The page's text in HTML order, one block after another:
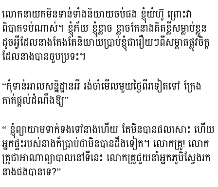
លោកនាយកមិនទាន់ទាំងនិយាយចប់ផង ខ្ញុំយំហ៊ូ ព្រោះវា
ពិបាកទប់ណាស់។ ខ្ញុំភ័យ ខ្ញុំខ្លាច ខ្លាចតែនាងគិតខ្លីសម្លាប់ខ្លួន
ដូចអ្វីដែលនាងតែងតែនិយាយប្រាប់ខ្ញុំជារឿយៗពីសម្ពាធផ្លូវចិត្ត
ដែលនាងបានចួបប្រទះ។
“កុំទាន់អាលសន្និដ្ឋានអី រង់ចាំមើលមួយថ្ងៃពីរទៀតទៅ ក្រែង
គាត់ផ្តល់ដំណឹងឱ្យ”
“ ខ្ញុំព្យាយាមទាក់ទងទៅនាងហើយ តែមិនបានផលសោះ ហើយ
អ្នកផ្ទះរបស់នាងក៏ប្រាប់ថាមិនបានដឹងទៀត។ លោកគ្រូ! លោក
គ្រូជាអាណាព្យាបាលនៅទីនេះ លោកគ្រូជួយនាំអ្នកភូមិស្វែងរក
នាងផងបានទេ?”